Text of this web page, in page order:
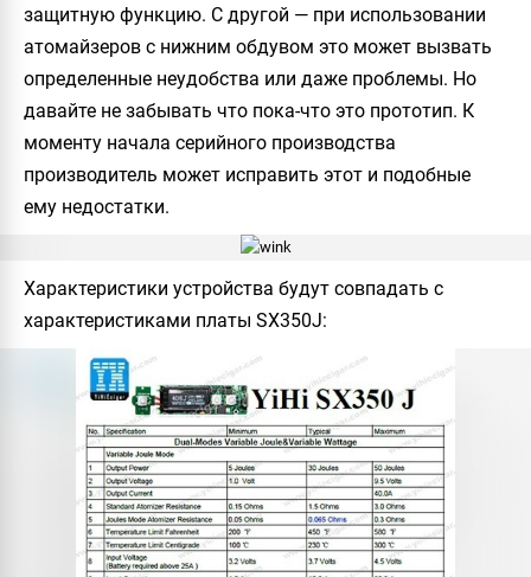
защитную функцию. С другой — при использовании
атомайзеров с нижним обдувом это может вызвать
определенные неудобства или даже проблемы. Но
давайте не забывать что пока-что это прототип. К
моменту начала серийного производства
производитель может исправить этот и подобные
ему недостатки.
Характеристики устройства будут совпадать с
характеристиками платы SX350J: